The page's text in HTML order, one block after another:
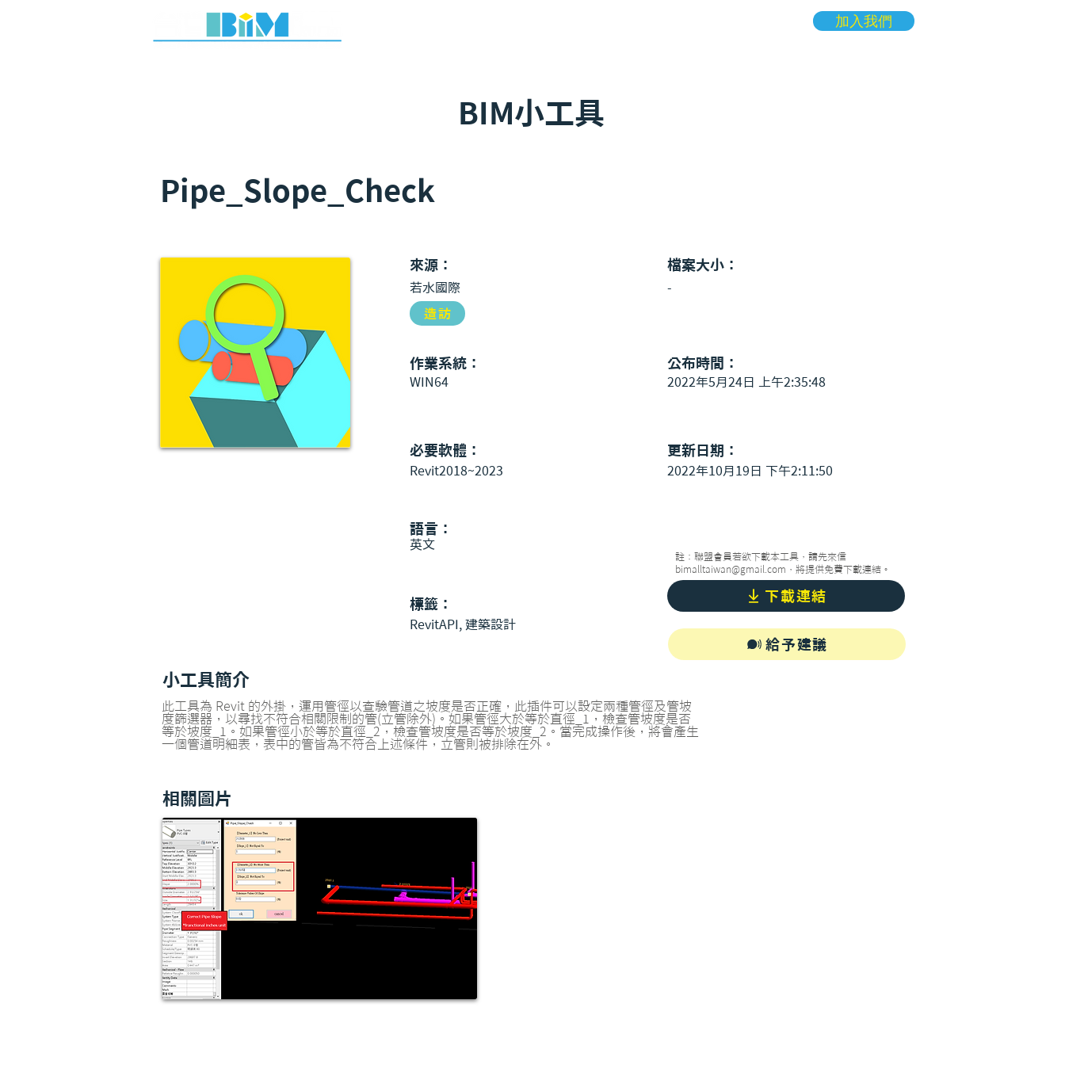
加入我們
BIM小工具
Pipe_Slope_Check
來源：
若水國際
檔案大小：
-
造訪
作業系統：
WIN64
公布時間：
2022年5月24日 上午2:35:48
必要軟體：
Revit2018~2023
更新日期：
2022年10月19日 下午2:11:50
語言：
英文
註：聯盟會員若欲下載本工具，請先來信
bimalltaiwan@gmail.com ，將提供免費下載連結。
標籤：
RevitAPI, 建築設計
下載連結
給予建議
小工具簡介
此工具為 Revit 的外掛，運用管徑以查驗管道之坡度是否正確，此插件可以設定兩種管徑及管坡
度篩選器，以尋找不符合相關限制的管(立管除外)。如果管徑大於等於直徑_1，檢查管坡度是否
等於坡度_1。如果管徑小於等於直徑_2，檢查管坡度是否等於坡度_2。當完成操作後，將會產生
一個管道明細表，表中的管皆為不符合上述條件，立管則被排除在外。
相關圖片